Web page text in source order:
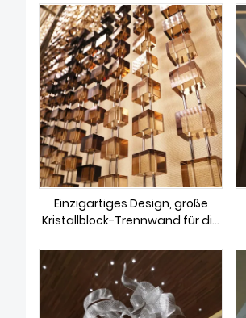
Einzigartiges Design, große
Kristallblock-Trennwand für die